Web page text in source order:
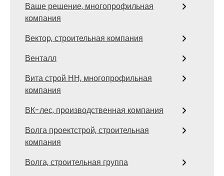
Ваше решение, многопрофильная
компания
Вектор, строительная компания
Венталл
Вита строй НН, многопрофильная
компания
ВК-лес, производственная компания
Волга проектстрой, строительная
компания
Волга, строительная группа